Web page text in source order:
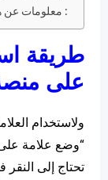
معلومات عن هذه المنصة :
طريقة
على
ولاستخدام
“وضع علامة
تحتاج إلى